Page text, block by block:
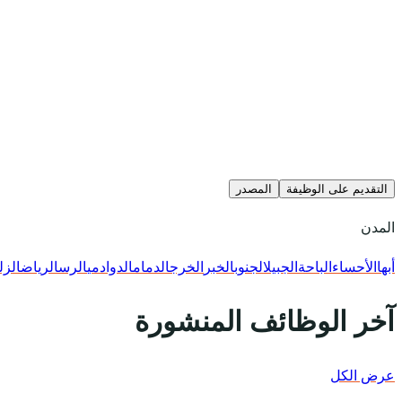
التقديم على الوظيفة المصدر
المدن
أبها الأحساء الباحة الجبيلالجنوبالخبر الخرجالدمامالدوادميالرسالرياض
آخر الوظائف المنشورة
عرض الكل